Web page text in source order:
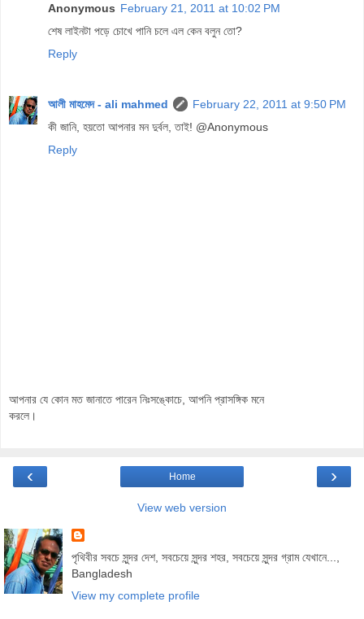
Anonymous February 21, 2011 at 10:02 PM
শেষ লাইনটা পড়ে চোখে পানি চলে এল কেন বলুন তো?
Reply
আলী মাহমেদ - ali mahmed
February 22, 2011 at 9:50 PM
কী জানি, হয়তো আপনার মন দুর্বল, তাই! @Anonymous
Reply
আপনার যে কোন মত জানাতে পারেন নিঃসঙ্কোচে, আপনি প্রাসঙ্গিক মনে
করলে।
‹ ›
Home
View web version
পৃথিবীর সবচে সুন্দর দেশ, সবচেয়ে সুন্দর শহর, সবচেয়ে সুন্দর গ্রাম যেখানে...,
Bangladesh
View my complete profile